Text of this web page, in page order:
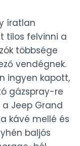
íratlan
tilos felvinni a
többsége
vendégnek.
ingyen kapott,
gázspray-re
Jeep Grand
kávé mellé és
baljós